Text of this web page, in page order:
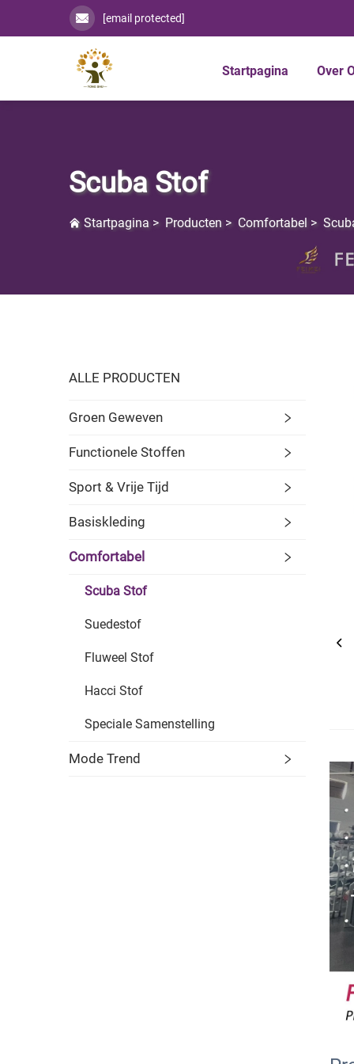
[email protected]
Startpagina Over
Scuba Stof
Startpagina > Producten > Comfortabel >
ALLE PRODUCTEN
Groen Geweven
Functionele Stoffen
Sport & Vrije Tijd
Basiskleding
Comfortabel
Scuba Stof
Suedestof
Fluweel Stof
Hacci Stof
Speciale Samenstelling
Mode Trend